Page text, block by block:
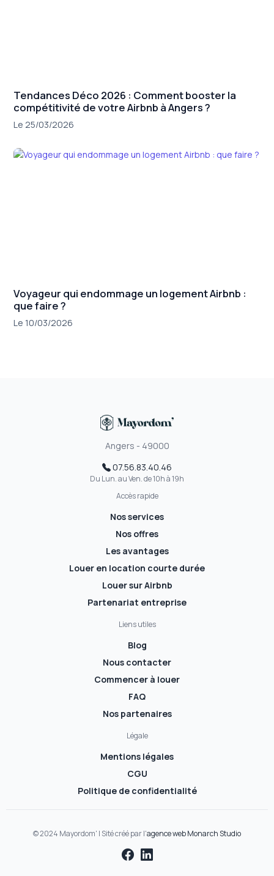
Tendances Déco 2026 : Comment booster la
compétitivité de votre Airbnb à Angers ?
Le 25/03/2026
Voyageur qui endommage un logement Airbnb :
que faire ?
Le 10/03/2026
Angers - 49000
07.56.83.40.46
Du Lun. au Ven. de 10h à 19h
Accès rapide
Nos services
Nos offres
Les avantages
Louer en location courte durée
Louer sur Airbnb
Partenariat entreprise
Liens utiles
Blog
Nous contacter
Commencer à louer
FAQ
Nos partenaires
Légale
Mentions légales
CGU
Politique de confidentialité
© 2024 Mayordom' | Sité créé par l'agence web Monarch Studio